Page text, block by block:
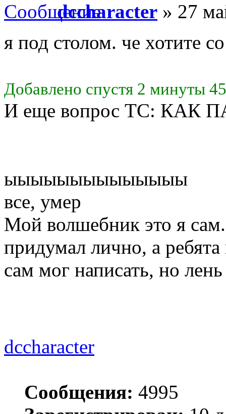
dccharacter » 27
я под столом. че хотите
Добавлено спустя 2 минуты
И еще вопрос ТС: КАК
ыыыыыыыыыыыыыы
все, умер
Мой волшебник это я
придумал лично, а
сам мог написать, но
dccharacter
Сообщения: 4995